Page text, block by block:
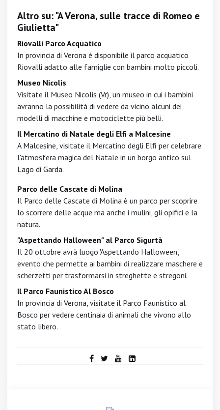
Altro su: "A Verona, sulle tracce di Romeo e
Giulietta"
Riovalli Parco Acquatico
In provincia di Verona è disponibile il parco acquatico
Riovalli adatto alle famiglie con bambini molto piccoli.
Museo Nicolis
Visitate il Museo Nicolis (Vr), un museo in cui i bambini
avranno la possibilità di vedere da vicino alcuni dei
modelli di macchine e motociclette più belli.
Il Mercatino di Natale degli Elfi a Malcesine
A Malcesine, visitate il Mercatino degli Elfi per celebrare
l'atmosfera magica del Natale in un borgo antico sul
Lago di Garda.
Parco delle Cascate di Molina
Il Parco delle Cascate di Molina è un parco per scoprire
lo scorrere delle acque ma anche i mulini, gli opifici e la
natura.
"Aspettando Halloween" al Parco Sigurtà
Il 20 ottobre avrà luogo 'Aspettando Halloween',
evento che permette ai bambini di realizzare maschere e
scherzetti per trasformarsi in streghette e stregoni.
Il Parco Faunistico Al Bosco
In provincia di Verona, visitate il Parco Faunistico al
Bosco per vedere centinaia di animali che vivono allo
stato libero.